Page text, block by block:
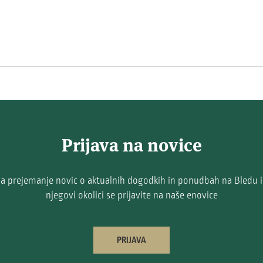
Prijava na novice
prejemanje novic o aktualnih dogodkih in ponudbah na Bledu
njegovi okolici se prijavite na naše enovice
PRIJAVA